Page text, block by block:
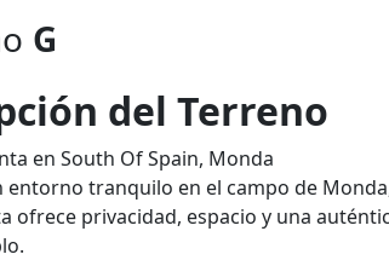
G
del Terreno
en South Of Spain, Monda
entorno tranquilo en el campo de
ofrece privacidad, espacio y una